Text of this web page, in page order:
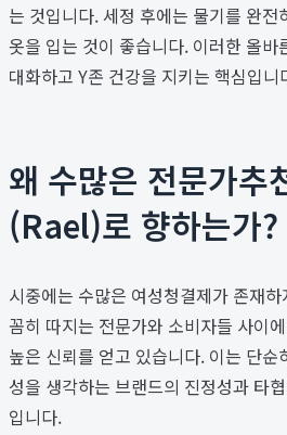
는 것입니다. 세정 후에는 물기를 완
옷을 입는 것이 좋습니다. 이러한 올바
대화하고 Y존 건강을 지키는 핵심입니
왜 수많은 전문가추
(Rael)로 향하는가?
시중에는 수많은 여성청결제가 존재
꼼히 따지는 전문가와 소비자들 사이
높은 신뢰를 얻고 있습니다. 이는 단순
성을 생각하는 브랜드의 진정성과 타
입니다.